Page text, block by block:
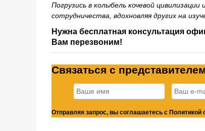
Погрузись в колыбель кочевой
сотрудничества, вдохновляя других на
Нужна бесплатная консультация
Вам перезвоним!
Связаться с представителем
Отправляя запрос, вы соглашаетесь с Политикой